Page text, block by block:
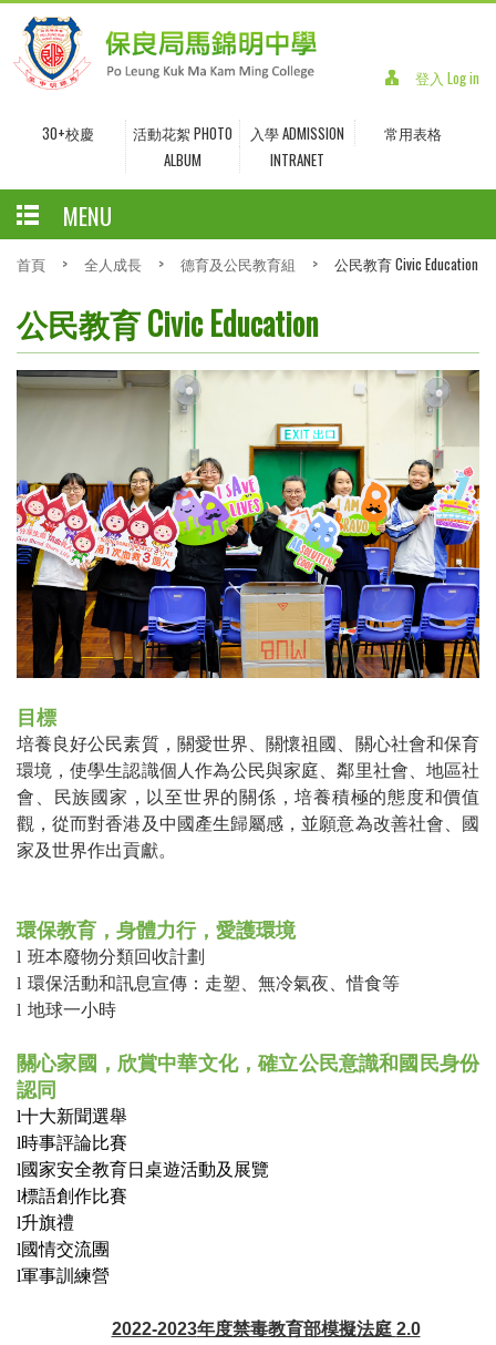
登入 Log in
30+校慶
活動花絮 PHOTO
ALBUM
入學 ADMISSION
常用表格
INTRANET
MENU
首頁 > 全人成長 > 德育及公民教育組 > 公民教育 Civic Education
公民教育 Civic Education
目標
培養良好公民素質，關愛世界、關懷祖國、關心社會和保育
環境，使學生認識個人作為公民與家庭、鄰里社會、地區社
會、民族國家，以至世界的關係，培養積極的態度和價值
觀，從而對香港及中國產生歸屬感，並願意為改善社會、國
家及世界作出貢獻。
環保教育，身體力行，愛護環境
l 班本廢物分類回收計劃
l 環保活動和訊息宣傳：走塑、無冷氣夜、惜食等
l 地球一小時
關心家國，欣賞中華文化，確立公民意識和國民身份
認同
l十大新聞選舉
l時事評論比賽
l國家安全教育日桌遊活動及展覽
l標語創作比賽
l升旗禮
l國情交流團
l軍事訓練營
2022-2023年度禁毒教育部模擬法庭 2.0